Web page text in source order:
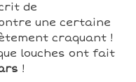
de
une certaine
craquant !
louches ont fait
!